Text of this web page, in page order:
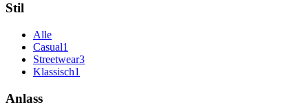
Stil
Alle
Casual1
Streetwear3
Klassisch1
Anlass